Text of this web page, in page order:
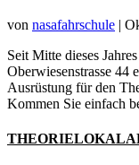
von nasafahrschule |
Seit Mitte dieses
Oberwiesenstrasse 44
Ausrüstung für den
Kommen Sie einfach